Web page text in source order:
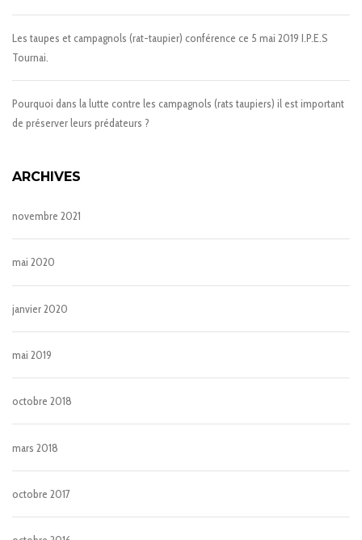
Les taupes et campagnols (rat-taupier) conférence ce 5 mai 2019 I.P.E.S
Tournai.
Pourquoi dans la lutte contre les campagnols (rats taupiers) il est important
de préserver leurs prédateurs ?
ARCHIVES
novembre 2021
mai 2020
janvier 2020
mai 2019
octobre 2018
mars 2018
octobre 2017